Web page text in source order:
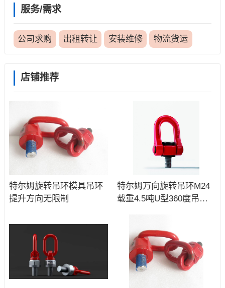
服务/需求
公司求购 出租转让 安装维修 物流货运
店铺推荐
特尔姆旋转吊环模具吊环
提升方向无限制
特尔姆万向旋转吊环M24
载重4.5吨U型360度吊耳